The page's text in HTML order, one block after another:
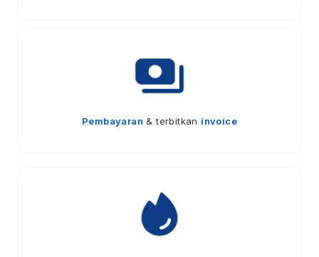
Pembayaran & terbitkan invoice